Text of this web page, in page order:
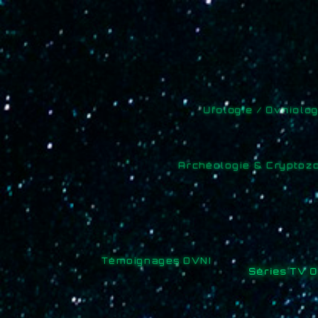
Ufologie / Ovniologie
Séries TV
Témoignages OVNI
Archéologie &
Documentaires OVNI
Paranormal
Cinéma séries TV OVNI
Pages externes